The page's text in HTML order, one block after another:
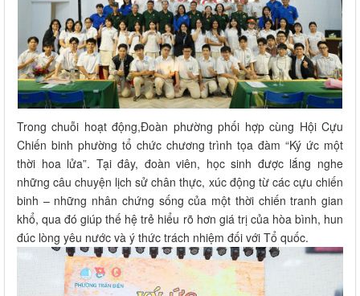
Trong chuỗi hoạt động,Đoàn phường phối hợp cùng Hội Cựu
Chiến binh phường tổ chức chương trình tọa đàm “Ký ức một
thời hoa lửa”. Tại đây, đoàn viên, học sinh được lắng nghe
những câu chuyện lịch sử chân thực, xúc động từ các cựu chiến
binh – những nhân chứng sống của một thời chiến tranh gian
khổ, qua đó giúp thế hệ trẻ hiểu rõ hơn giá trị của hòa bình, hun
đúc lòng yêu nước và ý thức trách nhiệm đối với Tổ quốc.